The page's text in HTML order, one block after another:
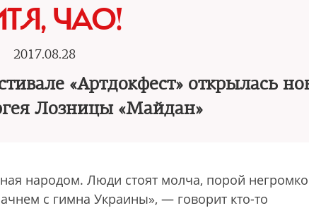
ЧАО!
2017.08.28
«Артдокфест» открылась
Лозницы «Майдан»
народом. Люди стоят молча, порой негромко
с гимна Украины», — говорит кто-то